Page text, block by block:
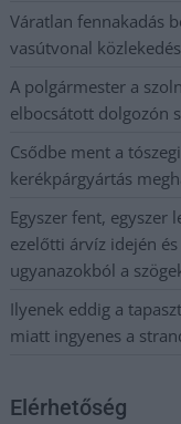
Váratlan fennakadás
vasútvonal
A polgármester a
elbocsátott dolgozón
Csődbe ment a
kerékpárgyártás
Egyszer fent, egyszer
ezelőtti árvíz idején
ugyanazokból a
Ilyenek eddig a
miatt ingyenes a
Elérhetőség